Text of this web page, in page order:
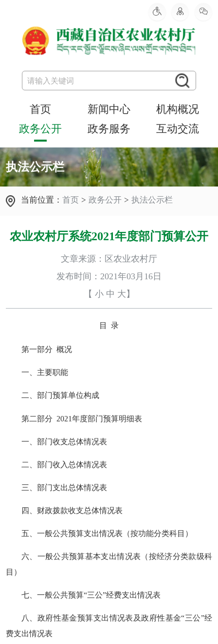
首页 新闻中心
机构概况
政务公开
政务服务 互动交流
执法公示栏
当前位置：首页 > 政务公开 > 执法公示栏
农业农村厅系统2021年度部门预算公开
文章来源：区农业农村厅
发布时间：2021年03月16日
【 小 中 大 】
目 录
第一部分 概况
一、主要职能
二、部门预算单位构成
第二部分 2021年度部门预算明细表
一、部门收支总体情况表
二、部门收入总体情况表
三、部门支出总体情况表
四、财政拨款收支总体情况表
五、一般公共预算支出情况表（按功能分类科目）
六、一般公共预算基本支出情况表（按经济分类款级科
目）
七、一般公共预算“三公”经费支出情况表
八、政府性基金预算支出情况表及政府性基金“三公”经
费支出情况表